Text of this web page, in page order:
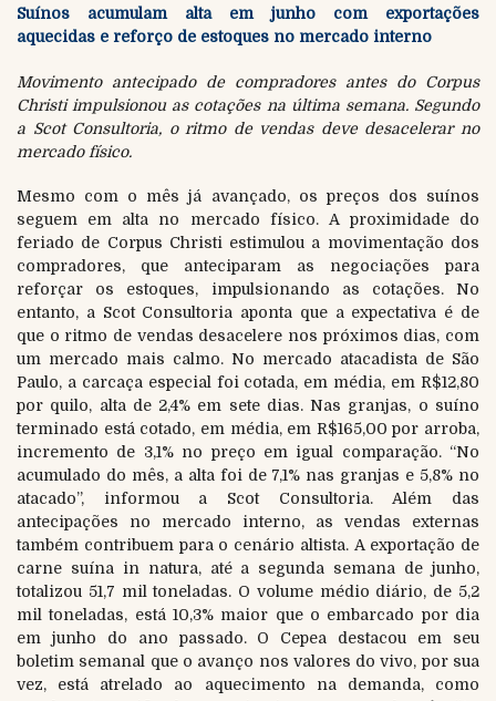
Suínos acumulam alta em junho com exportações
aquecidas e reforço de estoques no mercado interno
Movimento antecipado de compradores antes do Corpus
Christi impulsionou as cotações na última semana. Segundo
a Scot Consultoria, o ritmo de vendas deve desacelerar no
mercado físico.
Mesmo com o mês já avançado, os preços dos suínos
seguem em alta no mercado físico. A proximidade do
feriado de Corpus Christi estimulou a movimentação dos
compradores, que anteciparam as negociações para
reforçar os estoques, impulsionando as cotações. No
entanto, a Scot Consultoria aponta que a expectativa é de
que o ritmo de vendas desacelere nos próximos dias, com
um mercado mais calmo. No mercado atacadista de São
Paulo, a carcaça especial foi cotada, em média, em R$12,80
por quilo, alta de 2,4% em sete dias. Nas granjas, o suíno
terminado está cotado, em média, em R$165,00 por arroba,
incremento de 3,1% no preço em igual comparação. “No
acumulado do mês, a alta foi de 7,1% nas granjas e 5,8% no
atacado”, informou a Scot Consultoria. Além das
antecipações no mercado interno, as vendas externas
também contribuem para o cenário altista. A exportação de
carne suína in natura, até a segunda semana de junho,
totalizou 51,7 mil toneladas. O volume médio diário, de 5,2
mil toneladas, está 10,3% maior que o embarcado por dia
em junho do ano passado. O Cepea destacou em seu
boletim semanal que o avanço nos valores do vivo, por sua
vez, está atrelado ao aquecimento na demanda, como